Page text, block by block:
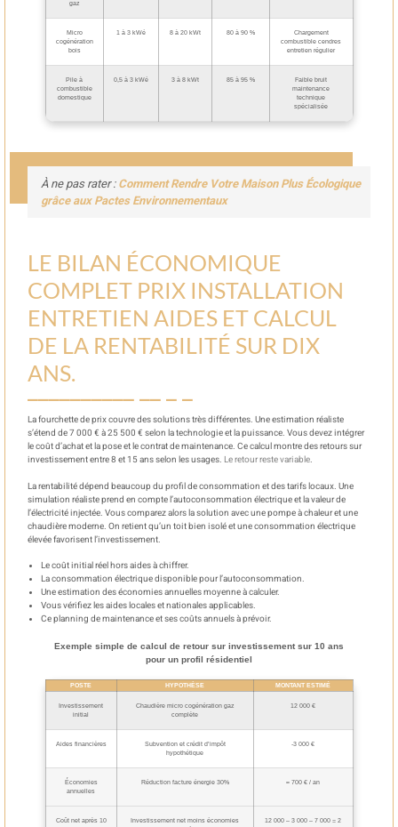
gaz
Micro
cogénération
bois
1 à 3 kWé 8 à 20 kWt 80 à 90 %
Chargement
combustible cendres
entretien régulier
Pile à
combustible
domestique
0,5 à 3 kWé 3 à 8 kWt 85 à 95 %
Faible bruit
maintenance
technique
spécialisée
À ne pas rater :Comment Rendre Votre Maison Plus Écologique
grâce aux Pactes Environnementaux
LE BILAN ÉCONOMIQUE
COMPLET PRIX INSTALLATION
ENTRETIEN AIDES ET CALCUL
DE LA RENTABILITÉ SUR DIX
ANS.
La fourchette de prix couvre des solutions très différentes. Une estimation réaliste
s’étend de 7 000 € à 25 500 € selon la technologie et la puissance. Vous devez intégrer
le coût d’achat et la pose et le contrat de maintenance. Ce calcul montre des retours sur
investissement entre 8 et 15 ans selon les usages. Le retour reste variable.
La rentabilité dépend beaucoup du profil de consommation et des tarifs locaux. Une
simulation réaliste prend en compte l’autoconsommation électrique et la valeur de
l’électricité injectée. Vous comparez alors la solution avec une pompe à chaleur et une
chaudière moderne. On retient qu’un toit bien isolé et une consommation électrique
élevée favorisent l’investissement.
Le coût initial réel hors aides à chiffrer.
La consommation électrique disponible pour l’autoconsommation.
Une estimation des économies annuelles moyenne à calculer.
Vous vérifiez les aides locales et nationales applicables.
Ce planning de maintenance et ses coûts annuels à prévoir.
Exemple simple de calcul de retour sur investissement sur 10 ans
pour un profil résidentiel
POSTE HYPOTHÈSE MONTANT ESTIMÉ
Investissement
initial
Chaudière micro cogénération gaz
complète
12 000 €
Aides financières
Subvention et crédit d’impôt
hypothétique
-3 000 €
Économies
annuelles
Réduction facture énergie 30% ≈ 700 € / an
Coût net après 10
Investissement net moins économies
12 000 – 3 000 – 7 000 = 2